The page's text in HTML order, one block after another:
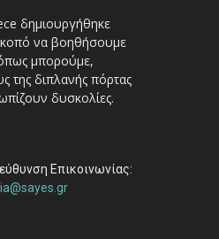
δημιουργήθηκε
να βοηθήσουμε
μπορούμε,
της διπλανής πόρτας
δυσκολίες.
Επικοινωνίας: